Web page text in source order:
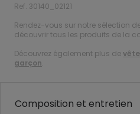
Ref. 30140_02121
Rendez-vous sur notre sélection
découvrir tous les produits de la
Découvrez également plus de
garçon.
Composition et entretien